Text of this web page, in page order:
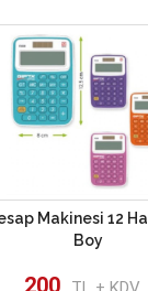
Makinesi 12
Boy
200